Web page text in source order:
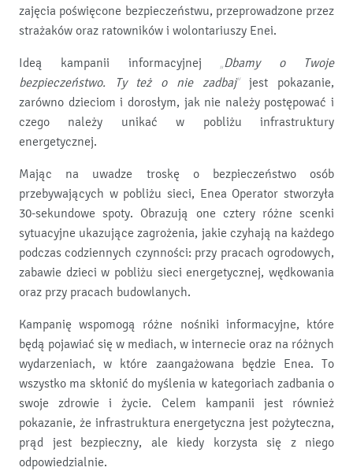
zajęcia poświęcone bezpieczeństwu, przeprowadzone przez
strażaków oraz ratowników i wolontariuszy Enei.
Ideą kampanii informacyjnej „Dbamy o Twoje
bezpieczeństwo. Ty też o nie zadbaj”jest pokazanie,
zarówno dzieciom i dorosłym, jak nie należy postępować i
czego należy unikać w pobliżu infrastruktury
energetycznej.
Mając na uwadze troskę o bezpieczeństwo osób
przebywających w pobliżu sieci, Enea Operator stworzyła
30-sekundowe spoty. Obrazują one cztery różne scenki
sytuacyjne ukazujące zagrożenia, jakie czyhają na każdego
podczas codziennych czynności: przy pracach ogrodowych,
zabawie dzieci w pobliżu sieci energetycznej, wędkowania
oraz przy pracach budowlanych.
Kampanię wspomogą różne nośniki informacyjne, które
będą pojawiać się w mediach, w internecie oraz na różnych
wydarzeniach, w które zaangażowana będzie Enea. To
wszystko ma skłonić do myślenia w kategoriach zadbania o
swoje zdrowie i życie. Celem kampanii jest również
pokazanie, że infrastruktura energetyczna jest pożyteczna,
prąd jest bezpieczny, ale kiedy korzysta się z niego
odpowiedzialnie.